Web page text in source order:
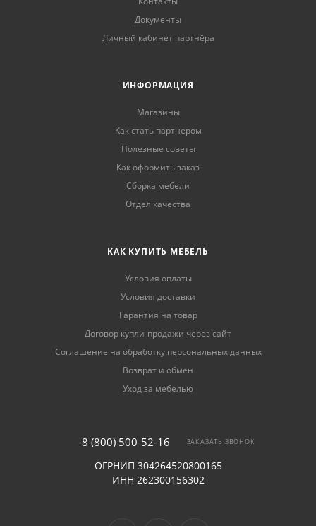
Документы
Личный кабинет партнёра
ИНФОРМАЦИЯ
Магазины
Как стать партнером
Полезные советы
Как оформить заказ
Сборка мебели
Отдел качества
КАК КУПИТЬ МЕБЕЛЬ
Условия оплаты
Условия доставки
Гарантия на товар
Договор купли-продажи через сайт
Соглашение на обработку персональных данных
Возврат и обмен
Уход за мебелью
8 (800) 500-52-16 ЗАКАЗАТЬ ЗВОНОК
ОГРНИП 304264520800165
ИНН 262300156302